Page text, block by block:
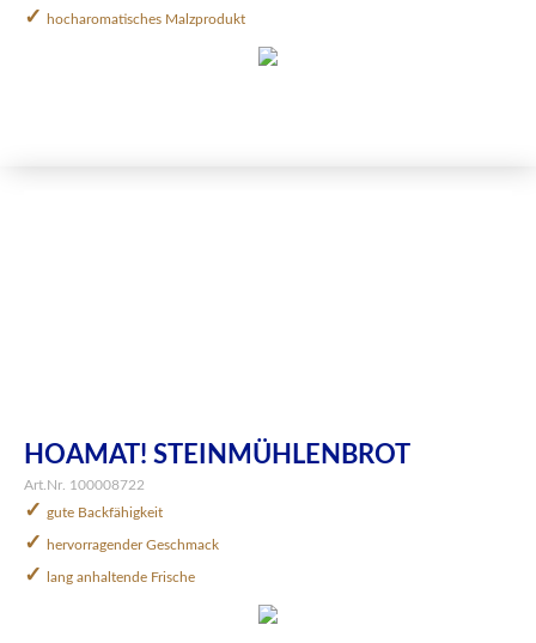
✓ hocharomatisches Malzprodukt
HOAMAT! STEINMÜHLENBROT
Art.Nr. 100008722
✓ gute Backfähigkeit
✓ hervorragender Geschmack
✓ lang anhaltende Frische